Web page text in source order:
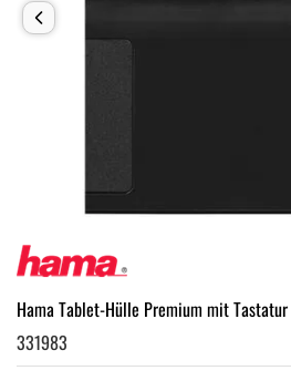
Hama Tablet-Hülle Premium mit
331983